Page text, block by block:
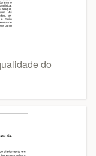
do